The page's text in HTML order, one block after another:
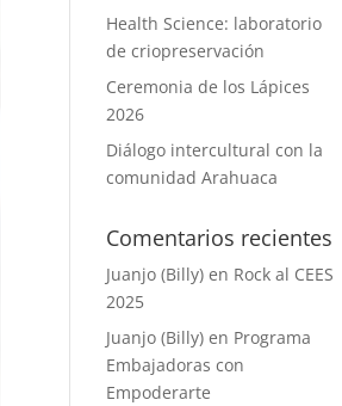
Health Science: laboratorio
de criopreservación
Ceremonia de los Lápices
2026
Diálogo intercultural con la
comunidad Arahuaca
Comentarios recientes
Juanjo (Billy) en Rock al CEES
2025
Juanjo (Billy) en Programa
Embajadoras con
Empoderarte